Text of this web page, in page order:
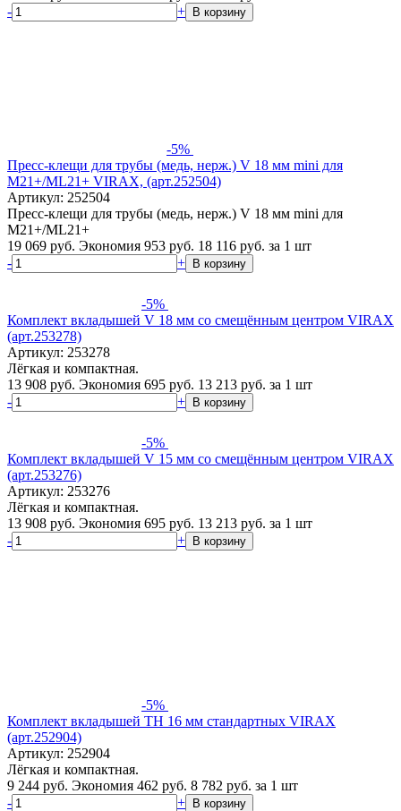
-
+ В корзину
-5%
Пресс-клещи для трубы (медь, нерж.) V 18 мм mini для
M21+/ML21+ VIRAX, (арт.252504)
Артикул: 252504
Пресс-клещи для трубы (медь, нерж.) V 18 мм mini для
M21+/ML21+
19 069 руб. Экономия 953 руб. 18 116 руб. за 1 шт
-
+ В корзину
-5%
Комплект вкладышей V 18 мм cо смещённым центром VIRAX
(арт.253278)
Артикул: 253278
Лёгкая и компактная.
13 908 руб. Экономия 695 руб. 13 213 руб. за 1 шт
-
+ В корзину
-5%
Комплект вкладышей V 15 мм cо смещённым центром VIRAX
(арт.253276)
Артикул: 253276
Лёгкая и компактная.
13 908 руб. Экономия 695 руб. 13 213 руб. за 1 шт
-
+ В корзину
-5%
Комплект вкладышей TH 16 мм cтандартных VIRAX
(арт.252904)
Артикул: 252904
Лёгкая и компактная.
9 244 руб. Экономия 462 руб. 8 782 руб. за 1 шт
-
+ В корзину